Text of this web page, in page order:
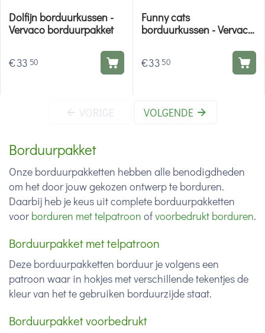
Borduurpakket
Onze borduurpakketten hebben alle benodigdheden
om het door jouw gekozen ontwerp te borduren.
Daarbij heb je keus uit complete borduurpakketten
voor borduren met telpatroon ofvoorbedrukt borduren.
Borduurpakket met telpatroon
Deze borduurpakketten borduur je volgens een
patroon waar in hokjes met verschillende tekentjes de
kleur van het te gebruiken borduurzijde staat.
Borduurpakket voorbedrukt
Dolfijn borduurkussen -
Vervaco borduurpakket
€33 50
Funny cats
borduurkussen - Vervaco
€33 50
VORIGE VOLGENDE